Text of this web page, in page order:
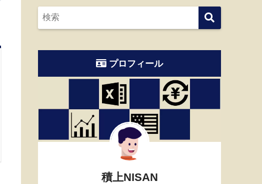
プロフィール
積上NISAN